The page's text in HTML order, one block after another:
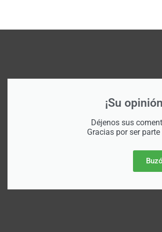
¡Su
Déjenos sus
Gracias por ser